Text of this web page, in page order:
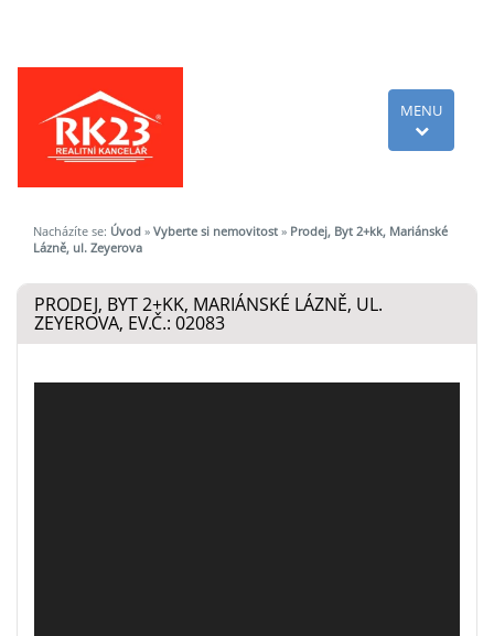
MENU
Nacházíte se: Úvod » Vyberte si nemovitost » Prodej, Byt 2+kk, Mariánské
Lázně, ul. Zeyerova
PRODEJ, BYT 2+KK, MARIÁNSKÉ LÁZNĚ, UL.
ZEYEROVA, EV.Č.: 02083